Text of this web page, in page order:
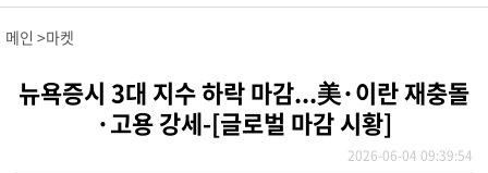
메인 마켓
뉴욕증시 3대 지수 하락 마감...美·이란 재충돌
·고용 강세-[글로벌 마감 시황]
2026-06-04 09:39:54